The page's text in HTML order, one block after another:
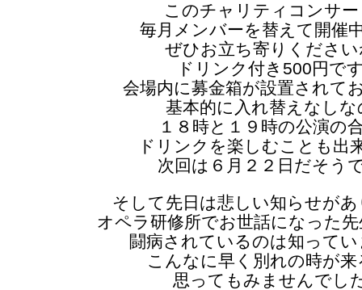
このチャリティコンサ
毎月メンバーを替えて開催
ぜひお立ち寄りください
ドリンク付き500円で
会場内に募金箱が設置されて
基本的に入れ替えなしな
１８時と１９時の公演の
ドリンクを楽しむことも出
次回は６月２２日だそう
そして先日は悲しい知らせが
オペラ研修所でお世話になった
闘病されているのは知って
こんなに早く別れの時が
思ってもみませんでし